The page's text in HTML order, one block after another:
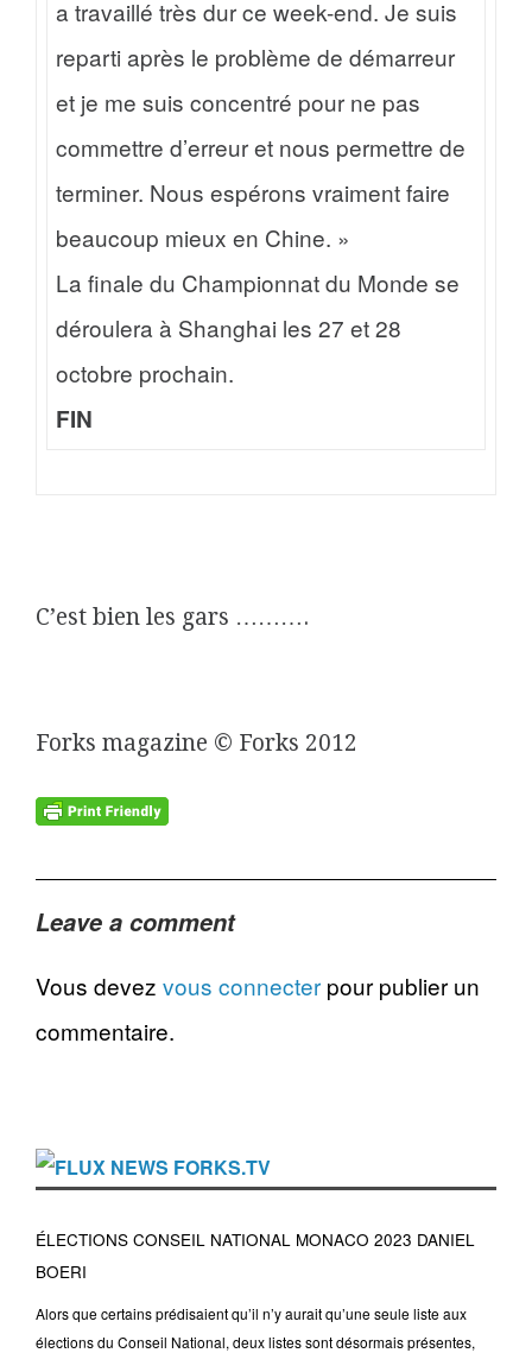
a travaillé très dur ce week-end. Je suis
reparti après le problème de démarreur
et je me suis concentré pour ne pas
commettre d’erreur et nous permettre de
terminer. Nous espérons vraiment faire
beaucoup mieux en Chine. »
La finale du Championnat du Monde se
déroulera à Shanghai les 27 et 28
octobre prochain.
FIN
C’est bien les gars ……….
Forks magazine © Forks 2012
Leave a comment
Vous devez vous connecter pour publier un
commentaire.
NEWS FORKS.TV
ÉLECTIONS CONSEIL NATIONAL MONACO 2023 DANIEL
BOERI
Alors que certains prédisaient qu’il n’y aurait qu’une seule liste aux
élections du Conseil National, deux listes sont désormais présentes,